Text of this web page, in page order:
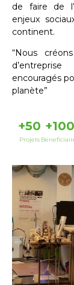
de faire de
enjeux
continent.
“Nous
encouragés
planète”
Projets
+50 +100